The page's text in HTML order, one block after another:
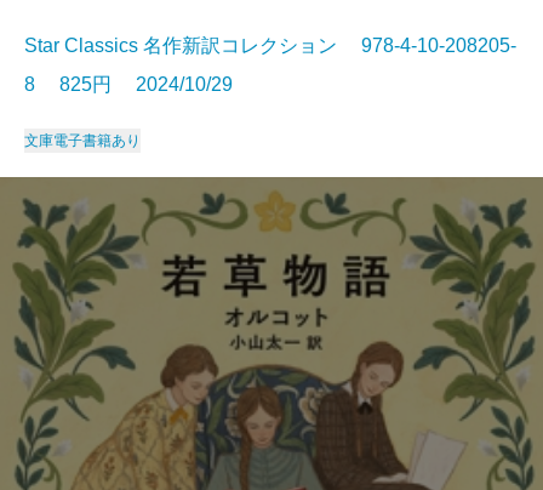
Star Classics 名作新訳コレクション 978-4-10-208205-
8 825円 2024/10/29
文庫電子書籍あり